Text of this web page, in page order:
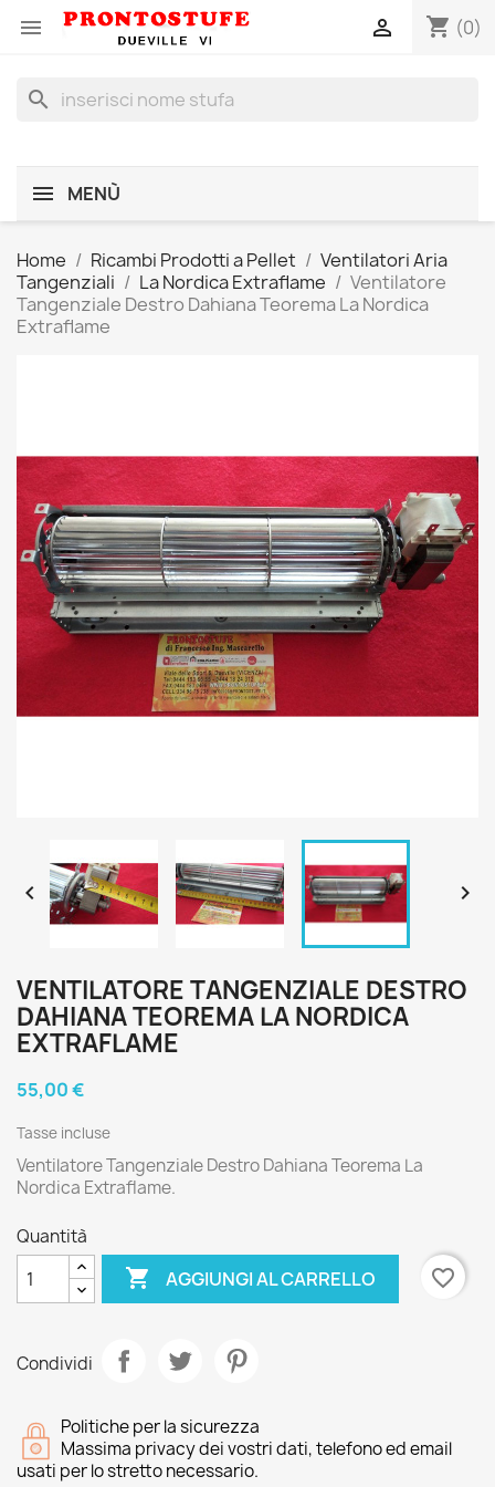
 shopping_cart (0)

search
MENÙ
Home Ricambi Prodotti a Pellet
Ventilatori Aria
Tangenziali
La Nordica Extraflame
Ventilatore
Tangenziale Destro Dahiana Teorema La Nordica
Extraflame
 
VENTILATORE TANGENZIALE DESTRO
DAHIANA TEOREMA LA NORDICA
EXTRAFLAME
55,00 €
Tasse incluse
Ventilatore Tangenziale Destro Dahiana Teorema La
Nordica Extraflame.
Quantità
 AGGIUNGI AL CARRELLO favorite_border
Condividi
Politiche per la sicurezza
Massima privacy dei vostri dati, telefono ed email
usati per lo stretto necessario.